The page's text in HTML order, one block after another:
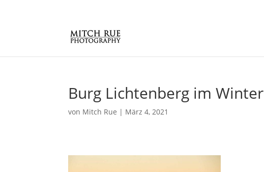
Burg Lichtenberg im Winter
von Mitch Rue | März 4, 2021